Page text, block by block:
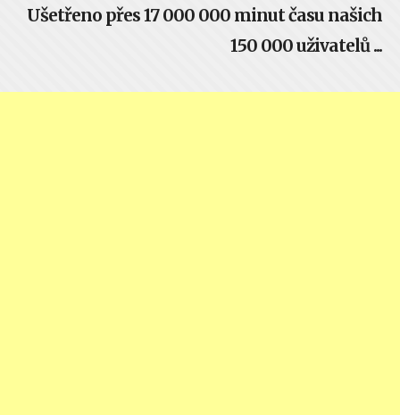
Ušetřeno přes 17 000 000 minut času našich
150 000 uživatelů ...